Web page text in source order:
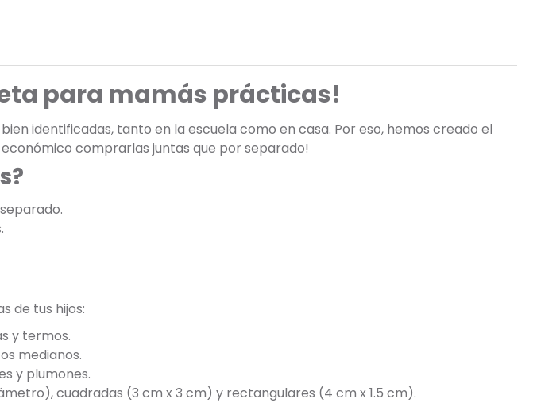
para mamás prácticas!
identificadas, tanto en la escuela como en casa. Por eso, hemos creado el
comprarlas juntas que por separado!
de tus hijos:
y termos.
medianos.
y plumones.
cuadradas (3 cm x 3 cm) y rectangulares (4 cm x 1.5 cm).